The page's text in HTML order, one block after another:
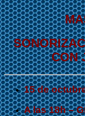
CON
15 de
A las 18h –